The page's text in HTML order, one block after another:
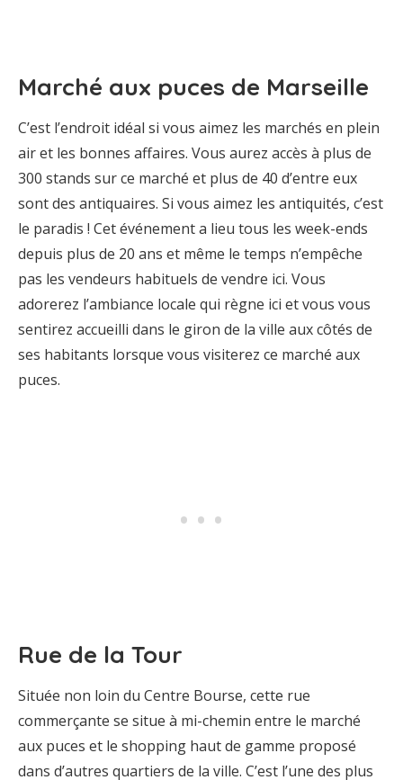
Marché aux puces de Marseille
C’est l’endroit idéal si vous aimez les marchés en plein
air et les bonnes affaires. Vous aurez accès à plus de
300 stands sur ce marché et plus de 40 d’entre eux
sont des antiquaires. Si vous aimez les antiquités, c’est
le paradis ! Cet événement a lieu tous les week-ends
depuis plus de 20 ans et même le temps n’empêche
pas les vendeurs habituels de vendre ici. Vous
adorerez l’ambiance locale qui règne ici et vous vous
sentirez accueilli dans le giron de la ville aux côtés de
ses habitants lorsque vous visiterez ce marché aux
puces.
Rue de la Tour
Située non loin du Centre Bourse, cette rue
commerçante se situe à mi-chemin entre le marché
aux puces et le shopping haut de gamme proposé
dans d’autres quartiers de la ville. C’est l’une des plus